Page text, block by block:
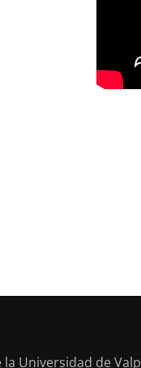
Universidad de